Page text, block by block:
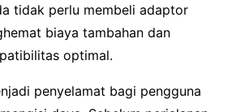
tidak perlu membeli adaptor
biaya tambahan dan
optimal.
penyelamat bagi pengguna